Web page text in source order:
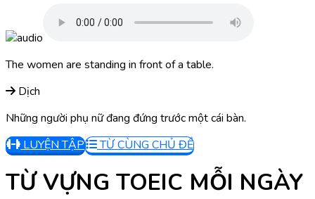
The women are standing in front of a table.
Dịch
Những người phụ nữ đang đứng trước một cái bàn.
LUYỆN TẬP
TỪ CÙNG CHỦ ĐỀ
TỪ VỰNG TOEIC MỖI NGÀY